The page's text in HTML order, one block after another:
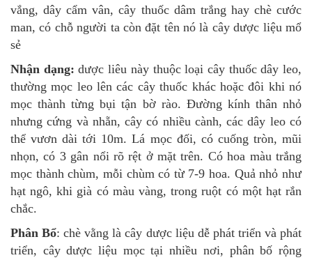
vắng, dây cẩm vân, cây thuốc dâm trắng hay chè cước
man, có chỗ người ta còn đặt tên nó là cây dược liệu mổ
sẻ
Nhận dạng: dược liêu này thuộc loại cây thuốc dây leo,
thường mọc leo lên các cây thuốc khác hoặc đôi khi nó
mọc thành từng bụi tận bờ rào. Đường kính thân nhỏ
nhưng cứng và nhẵn, cây có nhiều cành, các dây leo có
thể vươn dài tới 10m. Lá mọc đối, có cuống tròn, mũi
nhọn, có 3 gân nổi rõ rệt ở mặt trên. Có hoa màu trắng
mọc thành chùm, mỗi chùm có từ 7-9 hoa. Quả nhỏ như
hạt ngô, khi già có màu vàng, trong ruột có một hạt rắn
chắc.
Phân Bổ: chè vằng là cây dược liệu dễ phát triển và phát
triển, cây dược liệu mọc tại nhiều nơi, phân bố rộng